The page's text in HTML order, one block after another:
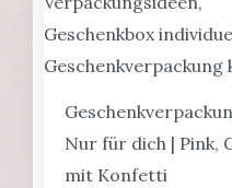
Nur für dich | Pink,
mit Konfetti